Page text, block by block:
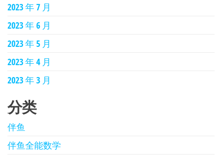
2023 年 7 月
2023 年 6 月
2023 年 5 月
2023 年 4 月
2023 年 3 月
分类
伴鱼
伴鱼全能数学